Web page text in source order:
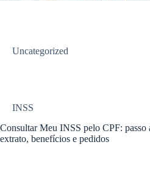
Uncategorized
INSS
Consultar Meu INSS pelo CPF: passo
extrato, benefícios e pedidos